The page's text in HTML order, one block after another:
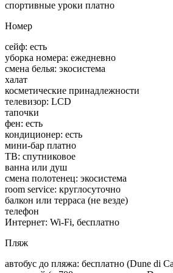
спортивные уроки платно
Номер
сейф: есть
уборка номера: ежедневно
смена белья: экосистема
халат
косметические принадлежности
телевизор: LCD
тапочки
фен: есть
кондиционер: есть
мини-бар платно
ТВ: спутниковое
ванна или душ
смена полотенец: экосистема
room service: круглосуточно
балкон или терраса (не везде)
телефон
Интернет: Wi-Fi, бесплатно
Пляж
автобус до пляжа: бесплатно (Dune di